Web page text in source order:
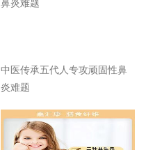
中医传承五代人专攻顽固性鼻
炎难题